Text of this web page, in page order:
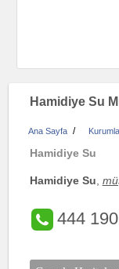
Hamidiye Su
Ana Sayfa /
Hamidiye Su
Hamidiye Su
444